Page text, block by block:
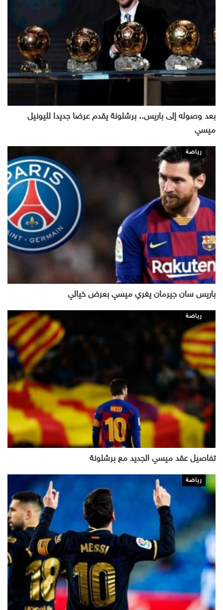
بعد وصوله إلى باريس.. برشلونة يقدم عرضا جديدا لليونيل
ميسي
رياضة
باريس سان جيرمان يغري ميسي بعرض خيالي
رياضة
تفاصيل عقد ميسي الجديد مع برشلونة
رياضة